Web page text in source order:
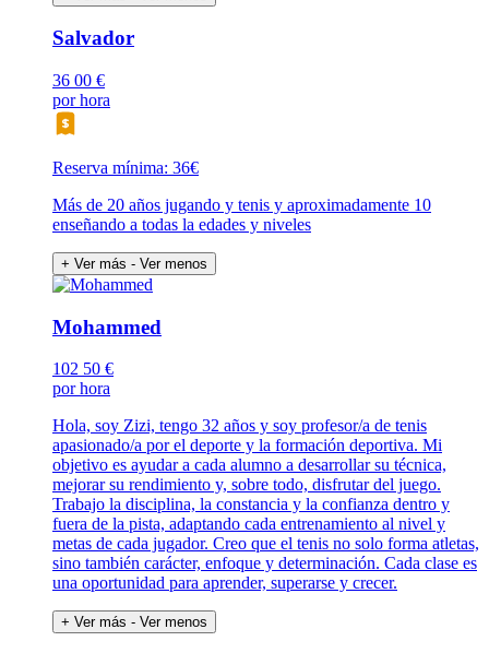
Salvador
36 00 €
por hora
Reserva mínima: 36€
Más de 20 años jugando y tenis y aproximadamente 10
enseñando a todas la edades y niveles
+ Ver más - Ver menos
Mohammed
102 50 €
por hora
Hola, soy Zizi, tengo 32 años y soy profesor/a de tenis
apasionado/a por el deporte y la formación deportiva. Mi
objetivo es ayudar a cada alumno a desarrollar su técnica,
mejorar su rendimiento y, sobre todo, disfrutar del juego.
Trabajo la disciplina, la constancia y la confianza dentro y
fuera de la pista, adaptando cada entrenamiento al nivel y
metas de cada jugador. Creo que el tenis no solo forma atletas,
sino también carácter, enfoque y determinación. Cada clase es
una oportunidad para aprender, superarse y crecer.
+ Ver más - Ver menos